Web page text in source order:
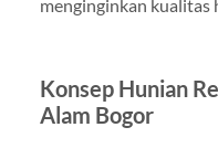
menginginkan kualitas
Konsep Hunian
Alam Bogor